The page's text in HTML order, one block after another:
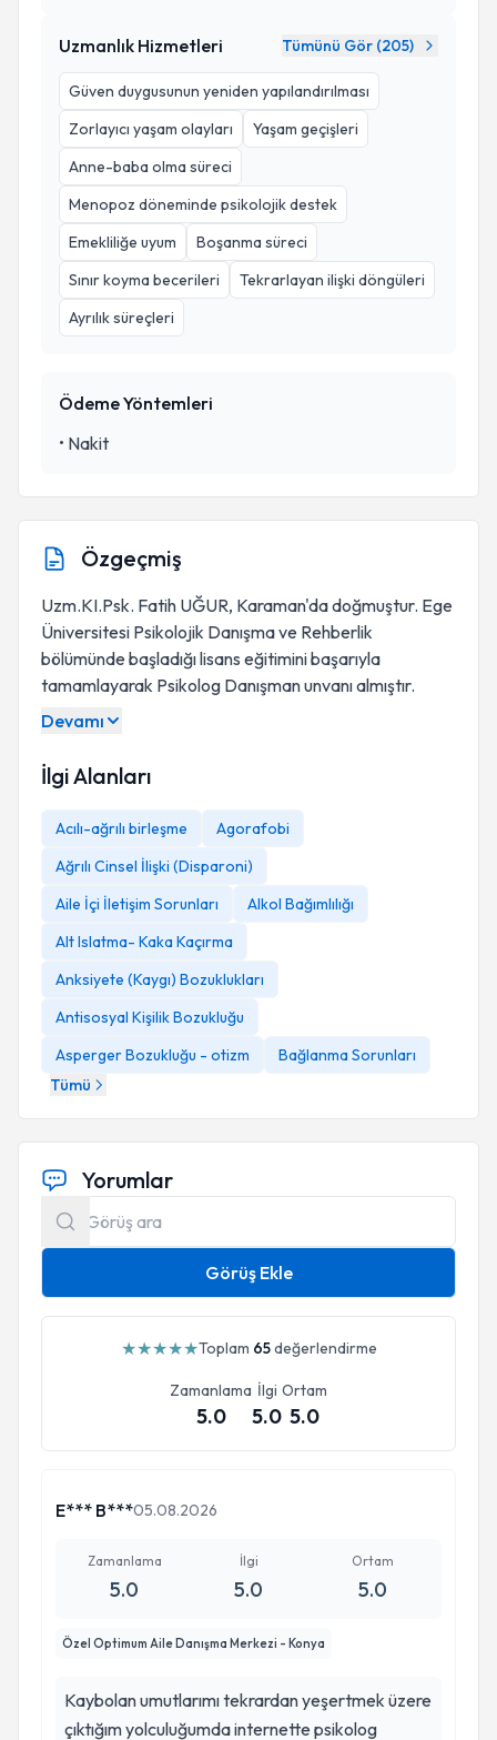
Uzmanlık Hizmetleri Tümünü Gör (205)
Güven duygusunun yeniden yapılandırılması
Zorlayıcı yaşam olayları
Yaşam geçişleri
Anne-baba olma süreci
Menopoz döneminde psikolojik destek
Emekliliğe uyum
Boşanma süreci
Sınır koyma becerileri
Tekrarlayan ilişki döngüleri
Ayrılık süreçleri
Ödeme Yöntemleri
• Nakit
Özgeçmiş
Uzm.KI.Psk. Fatih UĞUR, Karaman'da doğmuştur. Ege
Üniversitesi Psikolojik Danışma ve Rehberlik
bölümünde başladığı lisans eğitimini başarıyla
tamamlayarak Psikolog Danışman unvanı almıştır.
Devamı
İlgi Alanları
Acılı-ağrılı birleşme
Agorafobi
Ağrılı Cinsel İlişki (Disparoni)
Aile İçi İletişim Sorunları
Alkol Bağımlılığı
Alt Islatma- Kaka Kaçırma
Anksiyete (Kaygı) Bozuklukları
Antisosyal Kişilik Bozukluğu
Asperger Bozukluğu - otizm
Bağlanma Sorunları
Tümü
Yorumlar
Görüş Ekle
★★★★★Toplam 65değerlendirme
Zamanlama
5.0
İlgi
5.0
Ortam
5.0
E*** B***05.08.2026
Zamanlama
5.0
İlgi
5.0
Ortam
5.0
Özel Optimum Aile Danışma Merkezi - Konya
Kaybolan umutlarımı tekrardan yeşertmek üzere
çıktığım yolculuğumda internette psikolog